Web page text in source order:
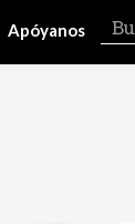
Apóyanos